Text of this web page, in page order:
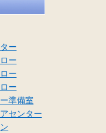
ー
ー
ー
ー
準備室
センター